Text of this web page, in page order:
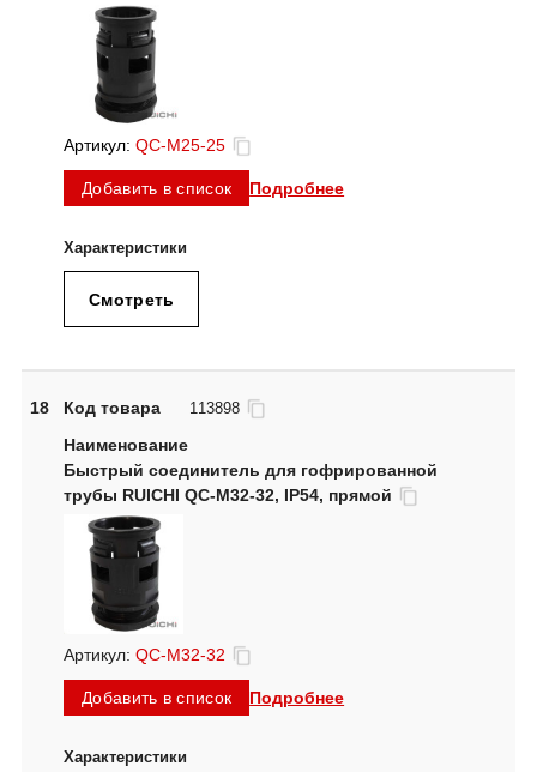
Артикул: QC-M25-25
Добавить в список Подробнее
Смотреть
18 Код товара 113898
Быстрый соединитель для гофрированной
трубы RUICHI QC-M32-32, IP54, прямой
Артикул: QC-M32-32
Добавить в список Подробнее